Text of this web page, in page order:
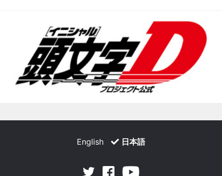
English 日本語
Twitter Facebook